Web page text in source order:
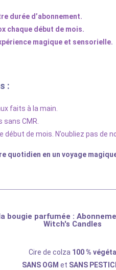
durée d’abonnement.
chaque début de mois.
magique et sensorielle.
:
faits à la main.
sans CMR.
début de mois. N’oubliez pas
quotidien en un voyage
bougie parfumée :
Witch's Candles
Cire de colza 100 %
SANS OGM et SANS